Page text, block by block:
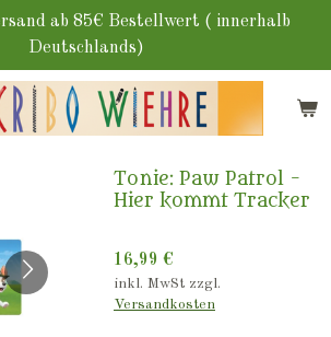
ab 85€ Bestellwert ( innerhalb
Deutschlands)
Tonie: Paw Patrol -
Hier kommt Tracker
16,99 €
inkl. MwSt zzgl.
Versandkosten